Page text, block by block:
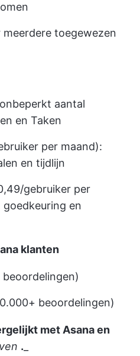
toegewezen
aantal
en Taken
per maand):
en tijdlijn
gebruiker per
en
klanten
beoordelingen)
met Asanaen
.